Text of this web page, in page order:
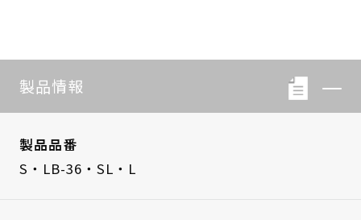
製品情報
製品品番
S・LB-36・SL・L